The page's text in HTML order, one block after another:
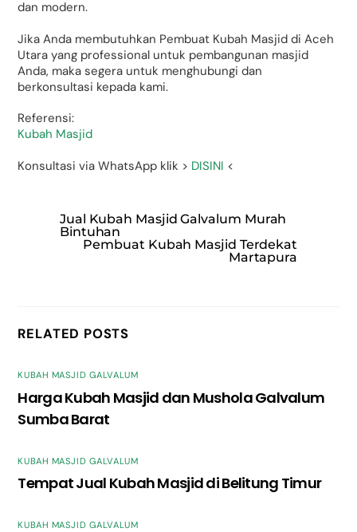
dan modern.
Jika Anda membutuhkan Pembuat Kubah Masjid di Aceh
Utara yang professional untuk pembangunan masjid
Anda, maka segera untuk menghubungi dan
berkonsultasi kepada kami.
Referensi:
Kubah Masjid
Konsultasi via WhatsApp klik > DISINI <
Jual Kubah Masjid Galvalum Murah
Bintuhan
Pembuat Kubah Masjid Terdekat
Martapura
RELATED POSTS
KUBAH MASJID GALVALUM
Harga Kubah Masjid dan Mushola Galvalum
Sumba Barat
KUBAH MASJID GALVALUM
Tempat Jual Kubah Masjid di Belitung Timur
KUBAH MASJID GALVALUM